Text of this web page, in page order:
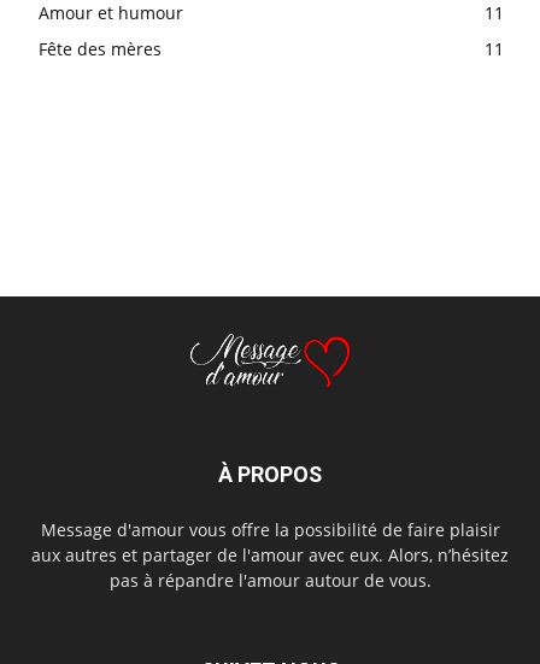
Amour et humour
11
Fête des mères
11
À PROPOS
Message d'amour vous offre la possibilité de faire plaisir
aux autres et partager de l'amour avec eux. Alors, n’hésitez
pas à répandre l'amour autour de vous.